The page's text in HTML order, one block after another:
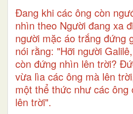
Ðang khi các ông còn
nhìn theo Người đang xa
người mặc áo trắng đứng
nói rằng: "Hỡi người
còn đứng nhìn lên trời?
vừa lìa các ông mà lên
một thể thức như các ông
lên trời".